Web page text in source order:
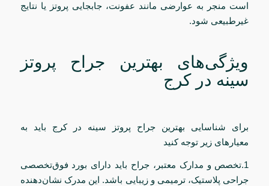
است منجر به عوارضی مانند عفونت، جابجایی پروتز یا نتایج
غیرطبیعی شود.
ویژگی‌های بهترین جراح پروتز
سینه در کرج
برای شناسایی بهترین جراح پروتز سینه در کرج باید به
معیارهای زیر توجه کنید
1.تخصص و مدارک معتبر، جراح باید دارای بورد فوق‌تخصصی
جراحی پلاستیک، ترمیمی و زیبایی باشد. این مدرک نشان‌دهنده